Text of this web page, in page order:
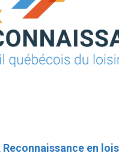
Reconnaissance en